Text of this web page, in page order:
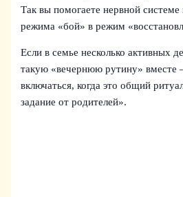
Так вы помогаете нервной системе
режима «бой» в режим
Если в семье несколько активных
такую «вечернюю рутину»
включаться, когда это общий
задание от родителей».